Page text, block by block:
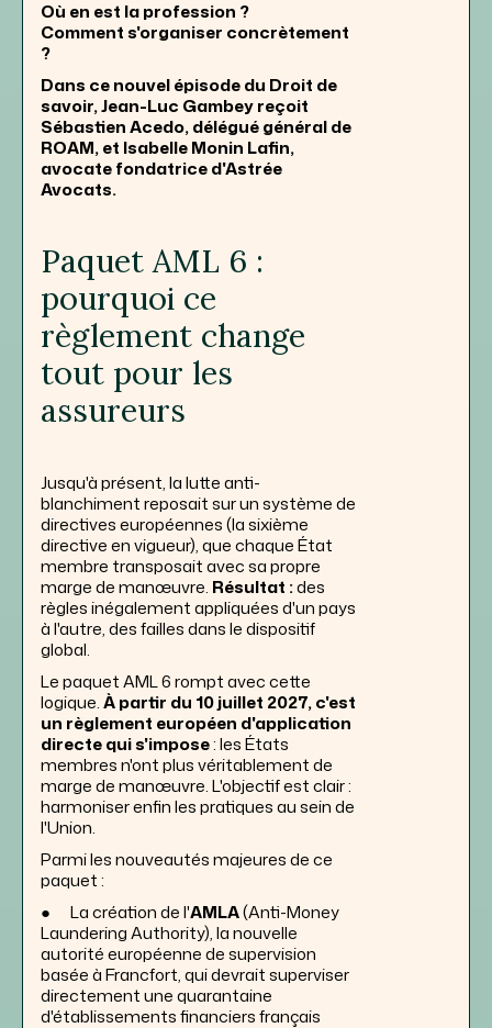
Où en est la profession ?
Comment s'organiser concrètement
?
Dans ce nouvel épisode du Droit de
savoir, Jean-Luc Gambey reçoit
Sébastien Acedo, délégué général de
ROAM, et Isabelle Monin Lafin,
avocate fondatrice d'Astrée
Avocats.
Paquet AML 6 :
pourquoi ce
règlement change
tout pour les
assureurs
Jusqu'à présent, la lutte anti-
blanchiment reposait sur un système de
directives européennes (la sixième
directive en vigueur), que chaque État
membre transposait avec sa propre
marge de manœuvre. Résultat :des
règles inégalement appliquées d'un pays
à l'autre, des failles dans le dispositif
global.
Le paquet AML 6 rompt avec cette
logique.À partir du 10 juillet 2027, c'est
un règlement européen d'application
directe qui s'impose: les États
membres n'ont plus véritablement de
marge de manœuvre. L'objectif est clair :
harmoniser enfin les pratiques au sein de
l'Union.
Parmi les nouveautés majeures de ce
paquet :
● La création de l'AMLA(Anti-Money
Laundering Authority), la nouvelle
autorité européenne de supervision
basée à Francfort, qui devrait superviser
directement une quarantaine
d'établissements financiers français